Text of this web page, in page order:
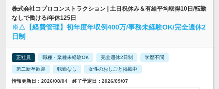
株式会社コプロコンストラクション | 土日祝休み＆有給平均取得10日/転勤
なしで働ける/年休125日
※△【経費管理】初年度年収例400万/事務未経験OK/完全週休2
日制
正社員 職種・業種未経験OK 完全週休2日制 学歴不問
第二新卒歓迎 転勤なし 女性のおしごと掲載中
情報更新日：2026/08/04 終了予定日：2026/09/07